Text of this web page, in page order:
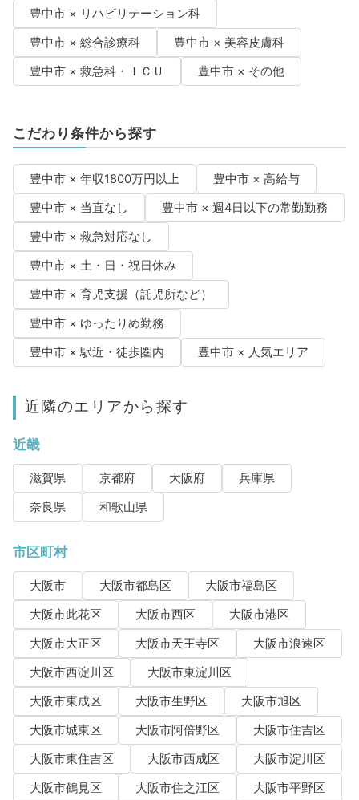
豊中市 × リハビリテーション科
豊中市 × 総合診療科
豊中市 × 美容皮膚科
豊中市 × 救急科・ＩＣＵ
豊中市 × その他
こだわり条件から探す
豊中市 × 年収1800万円以上
豊中市 × 高給与
豊中市 × 当直なし
豊中市 × 週4日以下の常勤勤務
豊中市 × 救急対応なし
豊中市 × 土・日・祝日休み
豊中市 × 育児支援（託児所など）
豊中市 × ゆったりめ勤務
豊中市 × 駅近・徒歩圏内
豊中市 × 人気エリア
近隣のエリアから探す
近畿
滋賀県 京都府 大阪府
兵庫県
奈良県
和歌山県
市区町村
大阪市 大阪市都島区
大阪市福島区
大阪市此花区
大阪市西区
大阪市港区
大阪市大正区
大阪市天王寺区
大阪市浪速区
大阪市西淀川区
大阪市東淀川区
大阪市東成区
大阪市生野区
大阪市旭区
大阪市城東区
大阪市阿倍野区
大阪市住吉区
大阪市東住吉区
大阪市西成区
大阪市淀川区
大阪市鶴見区
大阪市住之江区
大阪市平野区